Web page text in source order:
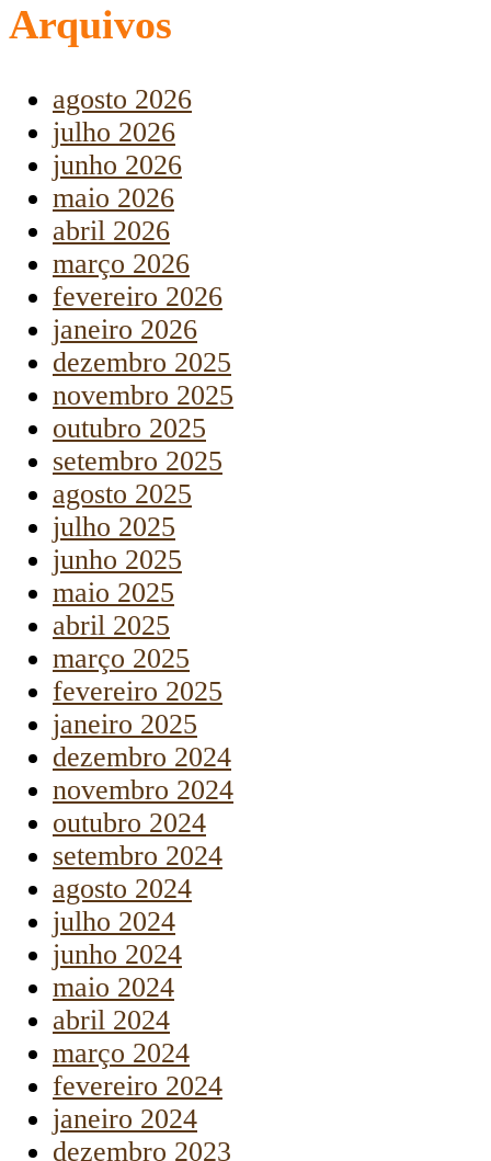
Arquivos
agosto 2026
julho 2026
junho 2026
maio 2026
abril 2026
março 2026
fevereiro 2026
janeiro 2026
dezembro 2025
novembro 2025
outubro 2025
setembro 2025
agosto 2025
julho 2025
junho 2025
maio 2025
abril 2025
março 2025
fevereiro 2025
janeiro 2025
dezembro 2024
novembro 2024
outubro 2024
setembro 2024
agosto 2024
julho 2024
junho 2024
maio 2024
abril 2024
março 2024
fevereiro 2024
janeiro 2024
dezembro 2023